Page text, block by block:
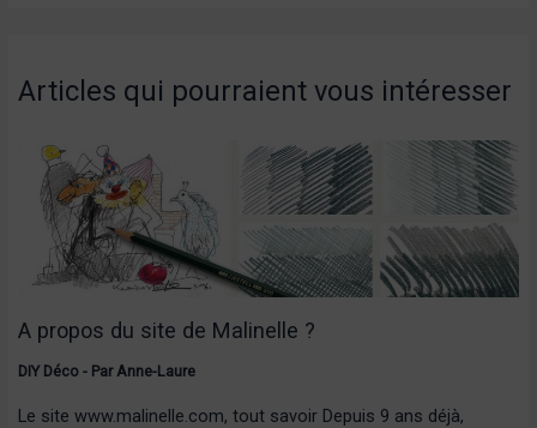
Articles qui pourraient vous intéresser
A propos du site de Malinelle ?
DIY Déco- ParAnne-Laure
Le site www.malinelle.com, tout savoir Depuis 9 ans déjà,